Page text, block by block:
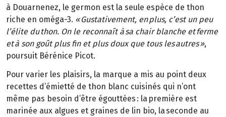
à Douarnenez, le germon est la seule espèce de thon
riche en oméga-3. « Gustativement, en plus, c’est un peu
l’élite du thon. On le reconnaît à sa chair blanche et ferme
et à son goût plus fin et plus doux que tous les autres »,
poursuit Bérénice Picot.
Pour varier les plaisirs, la marque a mis au point deux
recettes d’émietté de thon blanc cuisinés qui n’ont
même pas besoin d’être égouttées : la première est
marinée aux algues et graines de lin bio, la seconde au